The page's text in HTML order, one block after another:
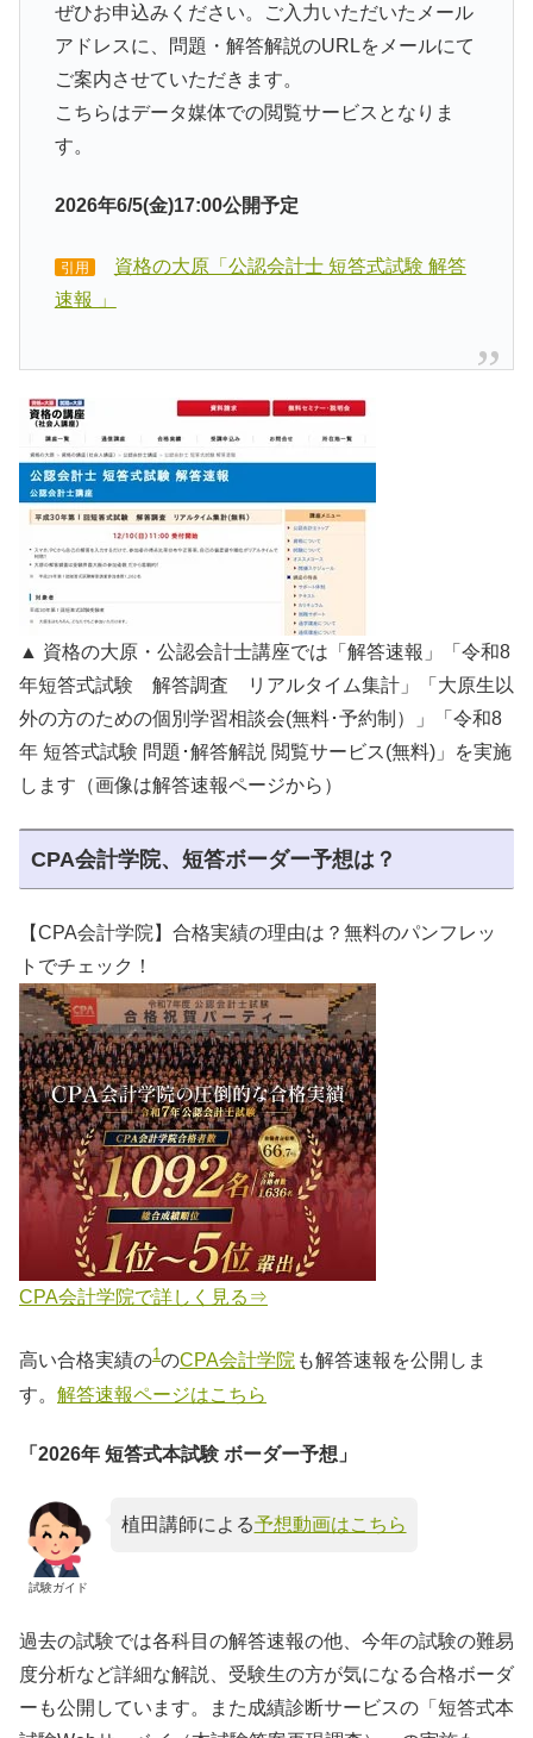
ぜひお申込みください。ご入力いただいたメール
アドレスに、問題・解答解説のURLをメールにて
ご案内させていただきます。
こちらはデータ媒体での閲覧サービスとなりま
す。
2026年6/5(金)17:00公開予定
引用
資格の大原「公認会計士 短答式試験 解答
速報 」
▲ 資格の大原・公認会計士講座では「解答速報」「令和8
年短答式試験 解答調査 リアルタイム集計」「大原生以
外の方のための個別学習相談会(無料･予約制）」「令和8
年 短答式試験 問題･解答解説 閲覧サービス(無料)」を実施
します（画像は解答速報ページから）
CPA会計学院、短答ボーダー予想は？
【CPA会計学院】合格実績の理由は？無料のパンフレッ
トでチェック！
CPA会計学院で詳しく見る⇒
高い合格実績の1のCPA会計学院 も解答速報を公開しま
す。 解答速報ページはこちら
「2026年 短答式本試験 ボーダー予想」
試験ガイド
植田講師による予想動画はこちら
過去の試験では各科目の解答速報の他、今年の試験の難易
度分析など詳細な解説、受験生の方が気になる合格ボーダ
ーも公開しています。また成績診断サービスの「短答式本